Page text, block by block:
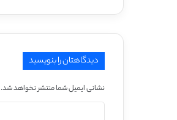
دیدگاهتان را بنویسید
نشانی ایمیل شما منتشر نخواهد شد.